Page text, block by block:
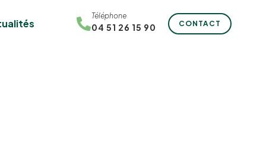
Téléphone
04 51 26 15 90 CONTACT